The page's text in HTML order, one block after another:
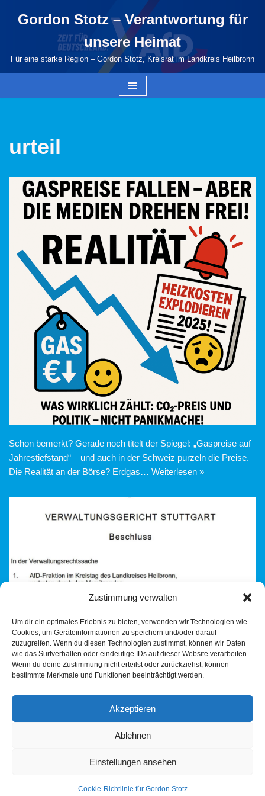
Zustimmung verwalten
Um dir ein optimales Erlebnis zu bieten, verwenden wir Technologien wie
Cookies, um Geräteinformationen zu speichern und/oder darauf
zuzugreifen. Wenn du diesen Technologien zustimmst, können wir Daten
wie das Surfverhalten oder eindeutige IDs auf dieser Website verarbeiten.
Wenn du deine Zustimmung nicht erteilst oder zurückziehst, können
bestimmte Merkmale und Funktionen beeinträchtigt werden.
Akzeptieren
Ablehnen
Einstellungen ansehen
Cookie-Richtlinie für Gordon Stotz
springen
Gordon Stotz – Verantwortung für
unsere Heimat
Für eine starke Region – Gordon Stotz, Kreisrat im Landkreis Heilbronn
urteil
Schon bemerkt? Gerade noch titelt der Spiegel: „Gaspreise auf
Jahrestiefstand“ – und auch in der Schweiz purzeln die Preise.
Die Realität an der Börse? Erdgas… Weiterlesen »
Name und Adresse falsch geschrieben – schon etwas peinlich
oder?